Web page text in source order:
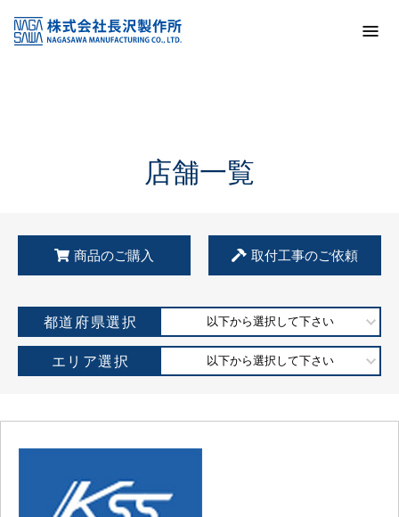
KSS加盟店・取扱店情報
店舗一覧
店舗一覧
商品のご購入 取付工事のご依頼
都道府県選択 以下から選択して下さい
エリア選択 以下から選択して下さい